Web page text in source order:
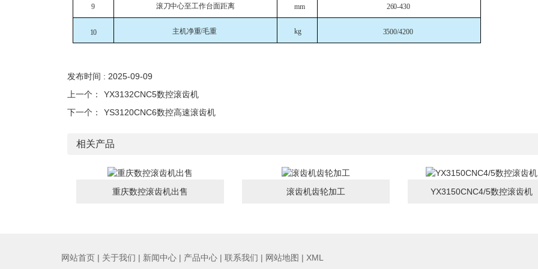
9 滚刀中心至工作台面距离 mm 260-430
10 主机净重/毛重 kg 3500/4200
发布时间 : 2025-09-09
上一个：
YX3132CNC5数控滚齿机
下一个：
YS3120CNC6数控高速滚齿机
相关产品
重庆数控滚齿机出售 滚齿机齿轮加工 YX3150CNC4/5数控滚齿机
网站首页 | 关于我们 | 新闻中心 | 产品中心 | 联系我们 | 网站地图 | XML